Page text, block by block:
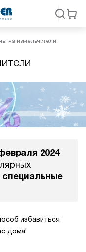
на измельчители
2024
специальные
избавиться
дома!